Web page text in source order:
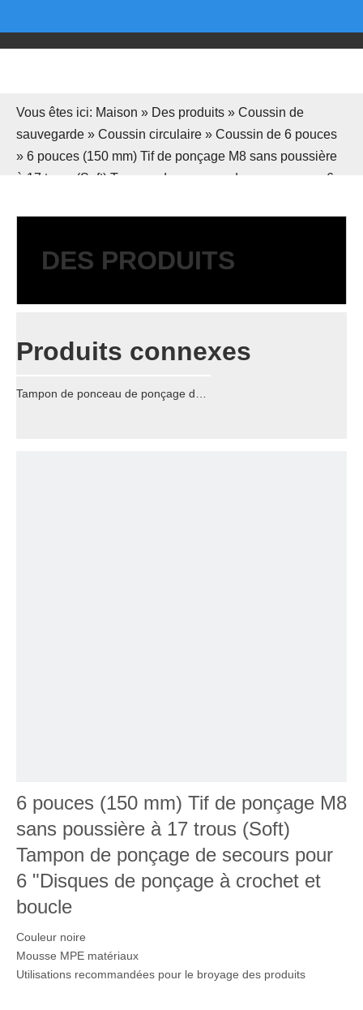
Vous êtes ici: Maison » Des produits » Coussin de
sauvegarde » Coussin circulaire » Coussin de 6 pouces
» 6 pouces (150 mm) Tif de ponçage M8 sans poussière
à 17 trous (Soft) Tampon de ponçage de secours pour 6
DES PRODUITS
Produits connexes
6 pouces (150 mm) Tif de ponçage M8
sans poussière à 17 trous (Soft)
Tampon de ponçage de secours pour
6 "Disques de ponçage à crochet et
boucle
Couleur noire
Mousse MPE matériaux
Utilisations recommandées pour le broyage des produits